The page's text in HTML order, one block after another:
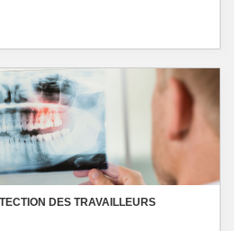
DES TRAVAILLEURS